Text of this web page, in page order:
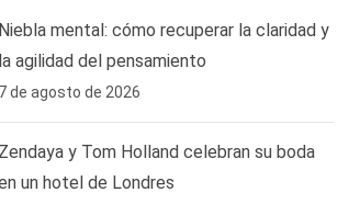
Niebla mental: cómo recuperar la claridad y
la agilidad del pensamiento
7 de agosto de 2026
Zendaya y Tom Holland celebran su boda
un hotel de Londres